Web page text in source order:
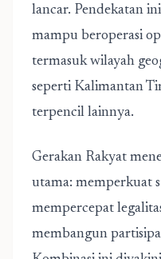
lancar. Pendekatan
mampu beroperasi
termasuk wilayah
seperti Kalimantan
terpencil lainnya.
Gerakan Rakyat
utama: memperkuat
mempercepat
membangun